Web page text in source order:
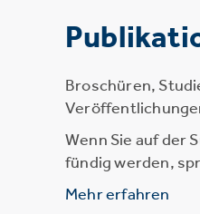
Broschüren,
Wenn Sie auf der
fündig werden,
Mehr erfahren